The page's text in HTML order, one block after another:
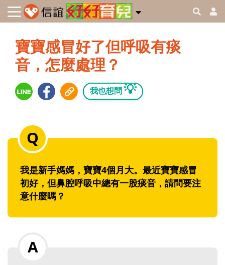
寶寶感冒好了但呼吸有痰
音，怎麼處理？
我也想問 💡
我是新手媽媽，寶寶4個月大。最近寶寶感冒
初好，但鼻腔呼吸中總有一股痰音，請問要注
意什麼嗎？